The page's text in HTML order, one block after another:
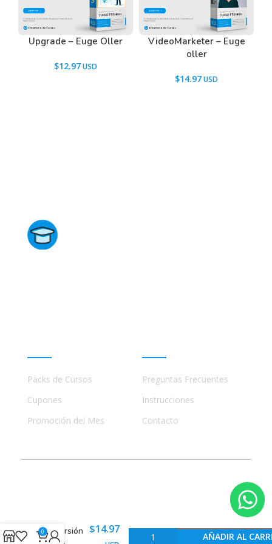
Upgrade – Euge Oller
$12.97
VideoMarketer – Euge
oller
$14.97
Packs de Cursos
Cupones
Promoción del Mes
Preguntas Frecuentes
Instrucciones
Contacto
Inversión
$14.97
AÑADIR AL
0